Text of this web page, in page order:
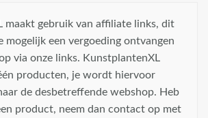
maakt gebruik van affiliate links, dit
mogelijk een vergoeding ontvangen
via onze links. KunstplantenXL
producten, je wordt hiervoor
de desbetreffende webshop. Heb
product, neem dan contact op met